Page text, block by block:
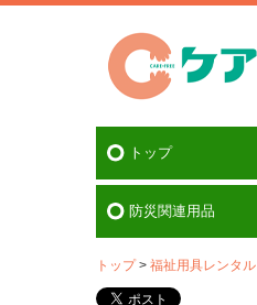
トップ
防災関連用品
トップ 福祉用具レンタル